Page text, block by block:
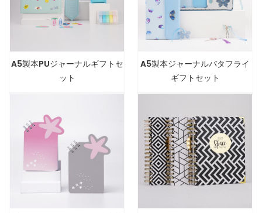
A5製本PUジャーナルギフトセ
ット
A5製本ジャーナルバタフライ
ギフトセット